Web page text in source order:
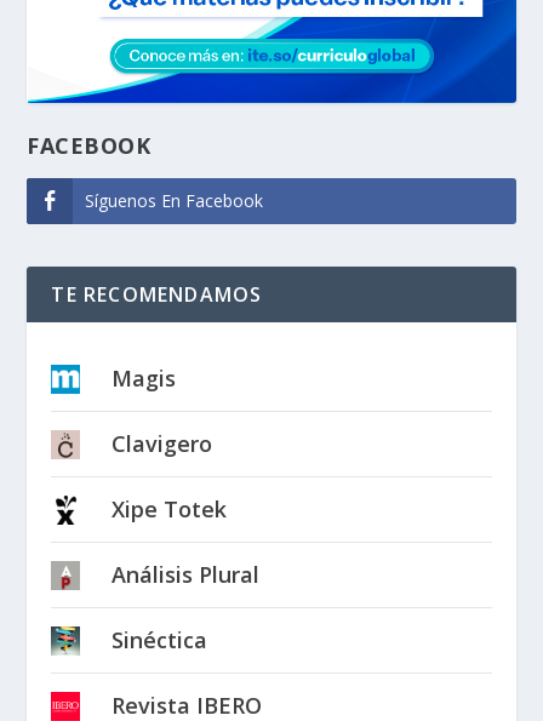
FACEBOOK
Síguenos En Facebook
TE RECOMENDAMOS
Magis
Clavigero
Xipe Totek
Análisis Plural
Sinéctica
Revista IBERO